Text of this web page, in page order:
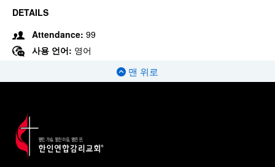
DETAILS
Attendance: 99
사용 언어: 영어
맨 위로